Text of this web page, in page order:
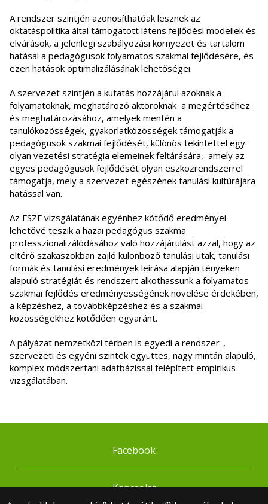
A rendszer szintjén azonosíthatóak lesznek az
oktatáspolitika által támogatott látens fejlődési modellek és
elvárások, a jelenlegi szabályozási környezet és tartalom
hatásai a pedagógusok folyamatos szakmai fejlődésére, és
ezen hatások optimalizálásának lehetőségei.
A szervezet szintjén a kutatás hozzájárul azoknak a
folyamatoknak, meghatározó aktoroknak a megértéséhez
és meghatározásához, amelyek mentén a
tanulóközösségek, gyakorlatközösségek támogatják a
pedagógusok szakmai fejlődését, különös tekintettel egy
olyan vezetési stratégia elemeinek feltárására, amely az
egyes pedagógusok fejlődését olyan eszközrendszerrel
támogatja, mely a szervezet egészének tanulási kultúrájára
hatással van.
Az FSZF vizsgálatának egyénhez kötődő eredményei
lehetővé teszik a hazai pedagógus szakma
professzionalizálódásához való hozzájárulást azzal, hogy az
eltérő szakaszokban zajló különböző tanulási utak, tanulási
formák és tanulási eredmények leírása alapján tényeken
alapuló stratégiát és rendszert alkothassunk a folyamatos
szakmai fejlődés eredményességének növelése érdekében,
a képzéshez, a továbbképzéshez és a szakmai
közösségekhez kötődően egyaránt.
A pályázat nemzetközi térben is egyedi a rendszer-,
szervezeti és egyéni szintek együttes, nagy mintán alapuló,
komplex módszertani adatbázissal felépített empirikus
vizsgálatában.
Facebook
Kapcsolat